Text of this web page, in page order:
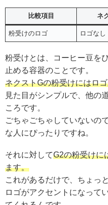
比較項目 ネ
粉受けのロゴ ロゴなし
粉受けとは、コーヒー豆を
止める容器のことです。
ネクストGの粉受けにはロ
見た目がシンプルで、他の
ころです。
ごちゃごちゃしていないの
な人にぴったりですね。
それに対してG2の粉受けに
ます。
これがあるだけで、ちょっ
ロゴがアクセントになって